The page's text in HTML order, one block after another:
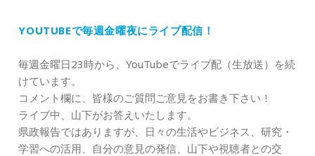
YOUTUBEで毎週金曜夜にライブ配信！
毎週金曜日23時から、YouTubeでライブ配（生放送）を続
けています。
コメント欄に、皆様のご質問ご意見をお書き下さい！
ライブ中、山下がお答えいたします。
県政報告ではありますが、日々の生活やビジネス、研究・
学習への活用、自分の意見の発信、山下や視聴者との交